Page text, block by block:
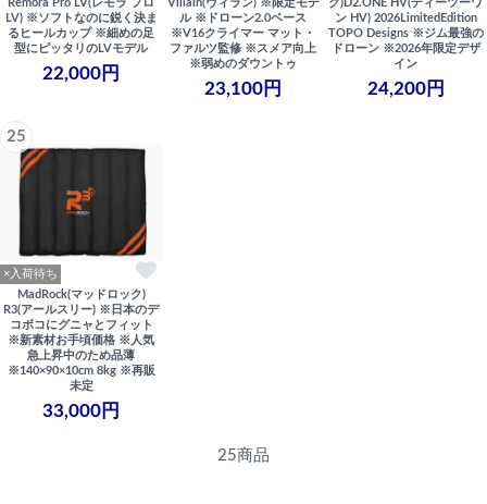
Remora Pro LV(レモラ プロ
LV) ※ソフトなのに鋭く決ま
るヒールカップ ※細めの足
型にピッタリのLVモデル
22,000円
Villain(ヴィラン) ※限定モデ
ル ※ドローン2.0ベース
※V16クライマー マット・
ファルツ監修 ※スメア向上
※弱めのダウントゥ
23,100円
ク)D2.ONE HV(ディーツーワ
ン HV) 2026LimitedEdition
TOPO Designs ※ジム最強の
ドローン ※2026年限定デザ
イン
24,200円
25
×入荷待ち
MadRock(マッドロック)
R3(アールスリー) ※日本のデ
コボコにグニャとフィット
※新素材お手頃価格 ※人気
急上昇中のため品薄
※140×90×10cm 8kg ※再販
未定
33,000円
25商品